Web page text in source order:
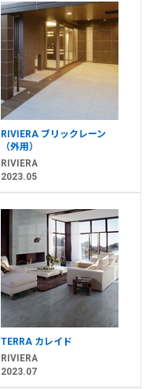
RIVIERA ブリックレーン
（外用）
RIVIERA
2023.05
TERRA カレイド
RIVIERA
2023.07